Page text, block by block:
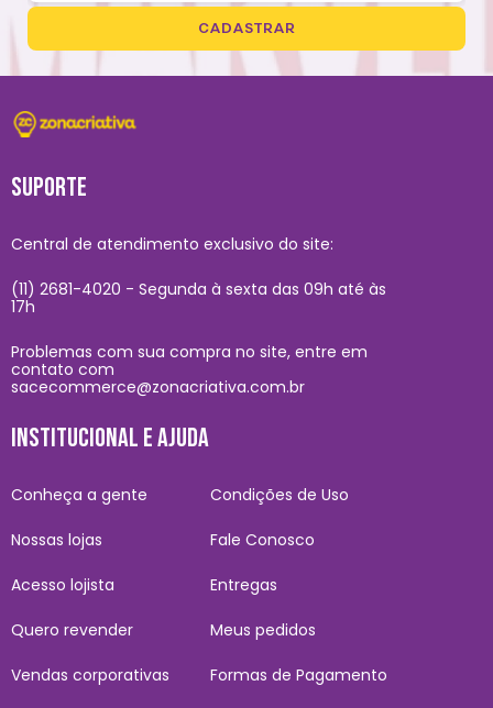
CADASTRAR
SUPORTE
Central de atendimento exclusivo do site:
(11) 2681-4020 - Segunda à sexta das 09h até às
17h
Problemas com sua compra no site, entre em
contato com
sacecommerce@zonacriativa.com.br
INSTITUCIONAL E AJUDA
Conheça a gente
Nossas lojas
Acesso lojista
Quero revender
Vendas corporativas
Condições de Uso
Fale Conosco
Entregas
Meus pedidos
Formas de Pagamento